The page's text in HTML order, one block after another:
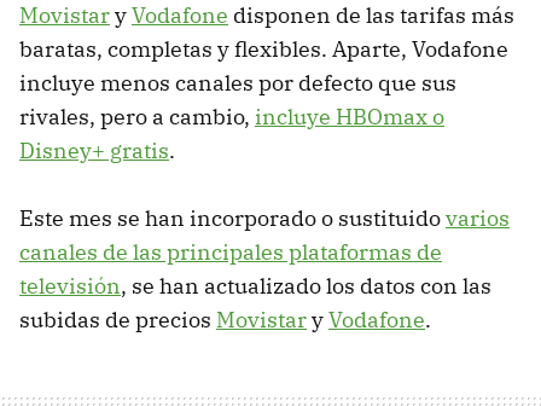
MovistaryVodafone disponen de las tarifas más
baratas, completas y flexibles. Aparte, Vodafone
incluye menos canales por defecto que sus
rivales, pero a cambio, incluye HBOmax o
Disney+ gratis.
Este mes se han incorporado o sustituidovarios
canales de las principales plataformas de
televisión, se han actualizado los datos con las
subidas de precios MovistaryVodafone.